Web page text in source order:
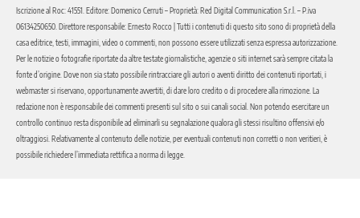
Iscrizione al Roc: 41551. Editore: Domenico Cerruti – Proprietà: Red Digital Communication S.r.l. – P.iva
06134250650. Direttore responsabile: Ernesto Rocco | Tutti i contenuti di questo sito sono di proprietà della
casa editrice, testi, immagini, video o commenti, non possono essere utilizzati senza espressa autorizzazione.
Per le notizie o fotografie riportate da altre testate giornalistiche, agenzie o siti internet sarà sempre citata la
fonte d’origine. Dove non sia stato possibile rintracciare gli autori o aventi diritto dei contenuti riportati, i
webmaster si riservano, opportunamente avvertiti, di dare loro credito o di procedere alla rimozione. La
redazione non è responsabile dei commenti presenti sul sito o sui canali social. Non potendo esercitare un
controllo continuo resta disponibile ad eliminarli su segnalazione qualora gli stessi risultino offensivi e/o
oltraggiosi. Relativamente al contenuto delle notizie, per eventuali contenuti non corretti o non veritieri, è
possibile richiedere l’immediata rettifica a norma di legge.